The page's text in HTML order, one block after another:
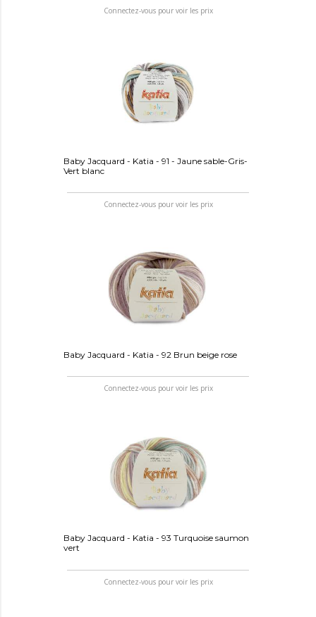
Connectez-vous pour voir les prix
Baby Jacquard - Katia - 91 - Jaune sable-Gris-
Vert blanc
Connectez-vous pour voir les prix
Baby Jacquard - Katia - 92 Brun beige rose
Connectez-vous pour voir les prix
Baby Jacquard - Katia - 93 Turquoise saumon
vert
Connectez-vous pour voir les prix